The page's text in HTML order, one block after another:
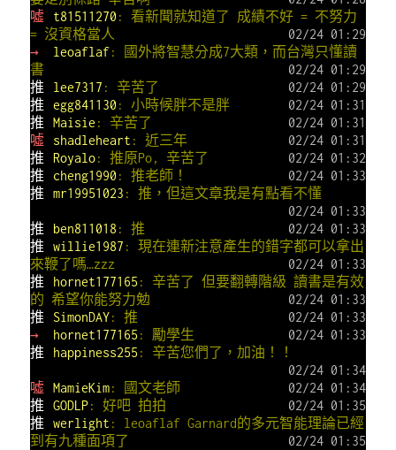
噓
t81511270 : 看新聞就知道了 成績不好 = 不努力
= 沒資格當人
02/24 01:29
→
leoaflaf: 國外將智慧分成7大類，而台灣只懂讀
書
02/24 01:29
推
lee7317 : 辛苦了
02/24 01:29
推
egg841130 : 小時候胖不是胖
02/24 01:31
推
Maisie : 辛苦了
02/24 01:31
噓
shadleheart : 近三年
02/24 01:31
推
Royalo: 推原Po, 辛苦了
02/24 01:32
推
cheng1990 : 推老師！
02/24 01:33
推
mr19951023 : 推，但這文章我是有點看不懂
02/24 01:33
推
ben811018 : 推
02/24 01:33
推
willie1987 : 現在連新注意產生的錯字都可以拿出
來鞭了嗎…zzz
02/24 01:33
推
hornet177165 : 辛苦了 但要翻轉階級 讀書是有效
的 希望你能努力勉
02/24 01:33
推
SimonDAY: 推
02/24 01:33
→
hornet177165 : 勵學生
02/24 01:33
推
happiness255 : 辛苦您們了，加油！！
02/24 01:34
噓
MamieKim: 國文老師
02/24 01:34
推
GODLP: 好吧 拍拍
02/24 01:35
推
werlight : leoaflaf Garnard的多元智能理論已經
到有九種面項了
02/24 01:35